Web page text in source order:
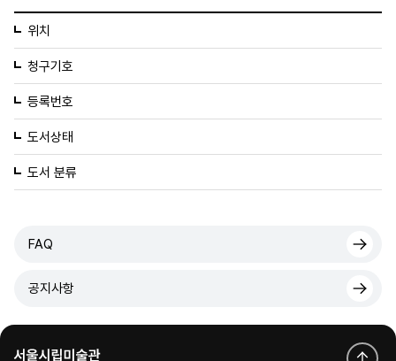
위치
청구기호
등록번호
도서상태
도서 분류
FAQ
공지사항